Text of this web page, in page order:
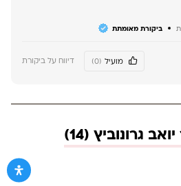
ביקורת מאומתת
מועיל (0) דיווח על ביקורת
גרונוביץ (14)